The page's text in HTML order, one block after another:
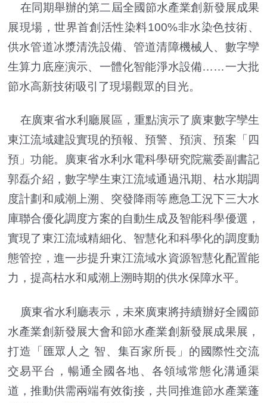
在同期舉辦的第二屆全國節水產業創新發展成果
展現場，世界首創活性染料100%非水染色技術、
供水管道冰漿清洗設備、管道清障機械人、數字孿
生算力底座演示、一體化智能淨水設備……一大批
節水高新技術吸引了現場觀眾的目光。
在廣東省水利廳展區，重點演示了廣東數字孿生
東江流域建設實現的預報、預警、預演、預案「四
預」功能。廣東省水利水電科學研究院黨委副書記
郭磊介紹，數字孿生東江流域通過汛期、枯水期調
度計劃和咸潮上溯、突發降雨等應急工況下三大水
庫聯合優化調度方案的自動生成及智能科學優選，
實現了東江流域精細化、智慧化和科學化的調度動
態管控，進一步提升東江流域水資源智慧化配置能
力，提高枯水和咸潮上溯時期的供水保障水平。
廣東省水利廳表示，未來廣東將持續辦好全國節
水產業創新發展大會和節水產業創新發展成果展，
打造「匯眾人之 智、集百家所長」的國際性交流
交易平台，暢通全國各地、各領域常態化溝通渠
道，推動供需兩端有效銜接，共同推進節水產業蓬